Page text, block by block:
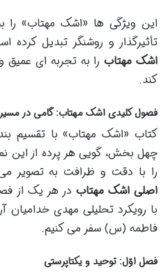
این ویژگی ها «اشک مهتاب» را
تأثیرگذار و روشنگر تبدیل کرده
اشک مهتابرا به تجربه ای عمیق
کند.
فصول کلیدی اشک مهتاب: گامی در
کتاب «اشک مهتاب» با تقسیم
چهل بخش، گویی هر پرده از این
را با دقت و ظرافت به تصویر
اصلی اشک مهتاب در هر یک از
با رویکرد تحلیلی مهدی
فاطمه (س) سفر می کنیم.
فصل اوّل: توحید و یکتاپرستی